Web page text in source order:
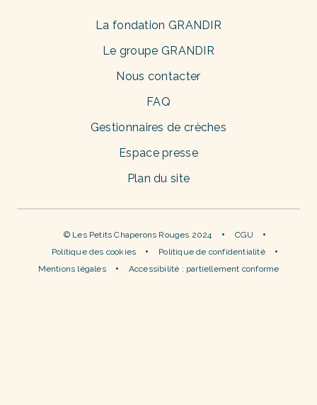
La fondation GRANDIR
Le groupe GRANDIR
Nous contacter
FAQ
Gestionnaires de crèches
Espace presse
Plan du site
© Les Petits Chaperons Rouges 2024
CGU
Politique des cookies
Politique de confidentialité
Mentions légales
Accessibilité : partiellement conforme